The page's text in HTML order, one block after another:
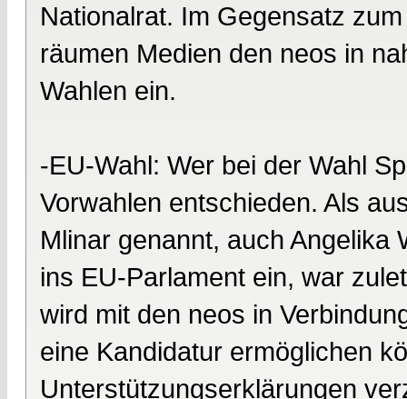
Nationalrat. Im Gegensatz
räumen Medien den neos in
Wahlen ein.
-EU-Wahl: Wer bei der Wahl
Vorwahlen entschieden. Als
Mlinar genannt, auch Angelika
ins EU-Parlament ein, war
wird mit den neos in
eine Kandidatur ermöglichen
Unterstützungserklärungen